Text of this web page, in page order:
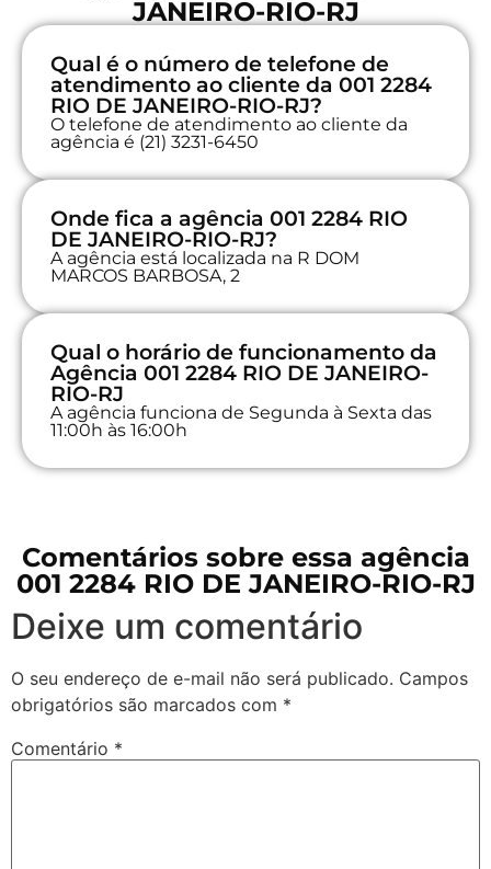
JANEIRO-RIO-RJ
Qual é o número de telefone de
atendimento ao cliente da 001 2284
RIO DE JANEIRO-RIO-RJ?
O telefone de atendimento ao cliente da
agência é (21) 3231-6450
Onde fica a agência 001 2284 RIO
DE JANEIRO-RIO-RJ?
A agência está localizada na R DOM
MARCOS BARBOSA, 2
Qual o horário de funcionamento da
Agência 001 2284 RIO DE JANEIRO-
RIO-RJ
A agência funciona de Segunda à Sexta das
11:00h às 16:00h
Comentários sobre essa agência
001 2284 RIO DE JANEIRO-RIO-RJ
Deixe um comentário
O seu endereço de e-mail não será publicado. Campos
obrigatórios são marcados com *
Comentário *